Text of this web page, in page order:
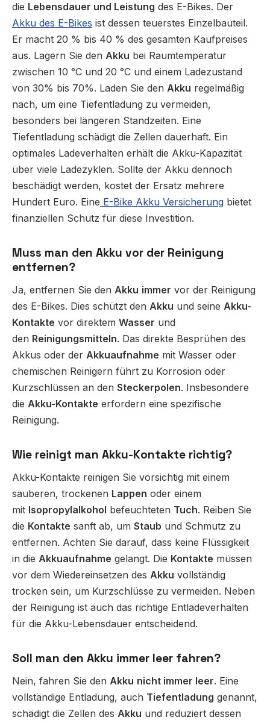
die Lebensdauer und Leistung des E-Bikes. Der
Akku des E-Bikes ist dessen teuerstes Einzelbauteil.
Er macht 20 % bis 40 % des gesamten Kaufpreises
aus. Lagern Sie den Akku bei Raumtemperatur
zwischen 10 °C und 20 °C und einem Ladezustand
von 30% bis 70%. Laden Sie den Akku regelmäßig
nach, um eine Tiefentladung zu vermeiden,
besonders bei längeren Standzeiten. Eine
Tiefentladung schädigt die Zellen dauerhaft. Ein
optimales Ladeverhalten erhält die Akku-Kapazität
über viele Ladezyklen. Sollte der Akku dennoch
beschädigt werden, kostet der Ersatz mehrere
Hundert Euro. Eine E-Bike Akku Versicherung bietet
finanziellen Schutz für diese Investition.
Muss man den Akku vor der Reinigung
entfernen?
Ja, entfernen Sie den Akku immer vor der Reinigung
des E-Bikes. Dies schützt den Akku und seine Akku-
Kontakte vor direktem Wasser und
den Reinigungsmitteln. Das direkte Besprühen des
Akkus oder der Akkuaufnahme mit Wasser oder
chemischen Reinigern führt zu Korrosion oder
Kurzschlüssen an den Steckerpolen. Insbesondere
die Akku-Kontakte erfordern eine spezifische
Reinigung.
Wie reinigt man Akku-Kontakte richtig?
Akku-Kontakte reinigen Sie vorsichtig mit einem
sauberen, trockenen Lappen oder einem
mit Isopropylalkohol befeuchteten Tuch. Reiben Sie
die Kontakte sanft ab, um Staub und Schmutz zu
entfernen. Achten Sie darauf, dass keine Flüssigkeit
in die Akkuaufnahme gelangt. Die Kontakte müssen
vor dem Wiedereinsetzen des Akku vollständig
trocken sein, um Kurzschlüsse zu vermeiden. Neben
der Reinigung ist auch das richtige Entladeverhalten
für die Akku-Lebensdauer entscheidend.
Soll man den Akku immer leer fahren?
Nein, fahren Sie den Akku nicht immer leer. Eine
vollständige Entladung, auch Tiefentladung genannt,
schädigt die Zellen des Akku und reduziert dessen